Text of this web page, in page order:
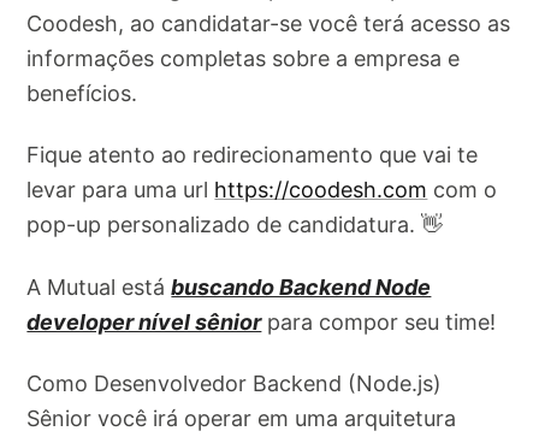
Coodesh, ao candidatar-se você terá acesso as
informações completas sobre a empresa e
benefícios.
Fique atento ao redirecionamento que vai te
levar para uma url https://coodesh.com com o
pop-up personalizado de candidatura. 👋
A Mutual estábuscando Backend Node
developer nível sêniorpara compor seu time!
Como Desenvolvedor Backend (Node.js)
Sênior você irá operar em uma arquitetura